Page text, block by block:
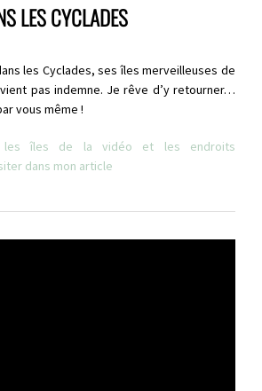
LES CYCLADES
les Cyclades, ses îles merveilleuses de
pas indemne. Je rêve d’y retourner…
vous même !
les îles de la vidéo et les endroits
dans mon article